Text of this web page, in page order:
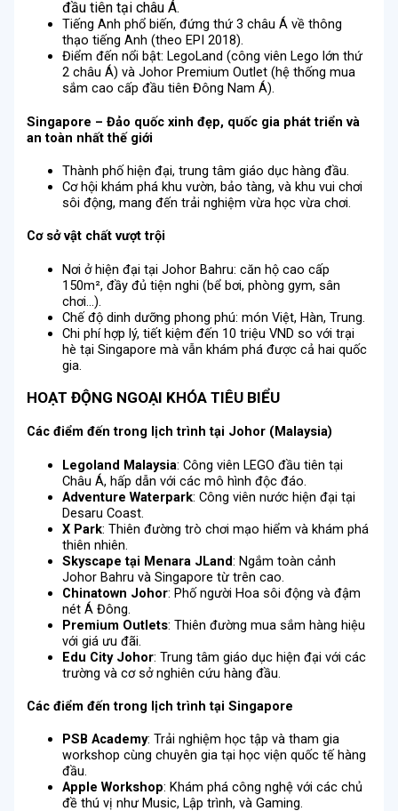
đầu tiên tại châu Á.
Tiếng Anh phổ biến, đứng thứ 3 châu Á về thông
thạo tiếng Anh (theo EPI 2018).
Điểm đến nổi bật: LegoLand (công viên Lego lớn thứ
2 châu Á) và Johor Premium Outlet (hệ thống mua
sắm cao cấp đầu tiên Đông Nam Á).
Singapore – Đảo quốc xinh đẹp, quốc gia phát triển và
an toàn nhất thế giới
Thành phố hiện đại, trung tâm giáo dục hàng đầu.
Cơ hội khám phá khu vườn, bảo tàng, và khu vui chơi
sôi động, mang đến trải nghiệm vừa học vừa chơi.
Cơ sở vật chất vượt trội
Nơi ở hiện đại tại Johor Bahru: căn hộ cao cấp
150m², đầy đủ tiện nghi (bể bơi, phòng gym, sân
chơi…).
Chế độ dinh dưỡng phong phú: món Việt, Hàn, Trung.
Chi phí hợp lý, tiết kiệm đến 10 triệu VND so với trại
hè tại Singapore mà vẫn khám phá được cả hai quốc
gia.
HOẠT ĐỘNG NGOẠI KHÓA TIÊU BIỂU
Các điểm đến trong lịch trình tại Johor (Malaysia)
Legoland Malaysia: Công viên LEGO đầu tiên tại
Châu Á, hấp dẫn với các mô hình độc đáo.
Adventure Waterpark: Công viên nước hiện đại tại
Desaru Coast.
X Park: Thiên đường trò chơi mạo hiểm và khám phá
thiên nhiên.
Skyscape tại Menara JLand: Ngắm toàn cảnh
Johor Bahru và Singapore từ trên cao.
Chinatown Johor: Phố người Hoa sôi động và đậm
nét Á Đông.
Premium Outlets: Thiên đường mua sắm hàng hiệu
với giá ưu đãi.
Edu City Johor: Trung tâm giáo dục hiện đại với các
trường và cơ sở nghiên cứu hàng đầu.
Các điểm đến trong lịch trình tại Singapore
PSB Academy: Trải nghiệm học tập và tham gia
workshop cùng chuyên gia tại học viện quốc tế hàng
đầu.
Apple Workshop: Khám phá công nghệ với các chủ
đề thú vị như Music, Lập trình, và Gaming.